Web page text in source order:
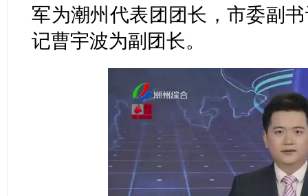
军为潮州代表团团长，市委副
记曹宇波为副团长。